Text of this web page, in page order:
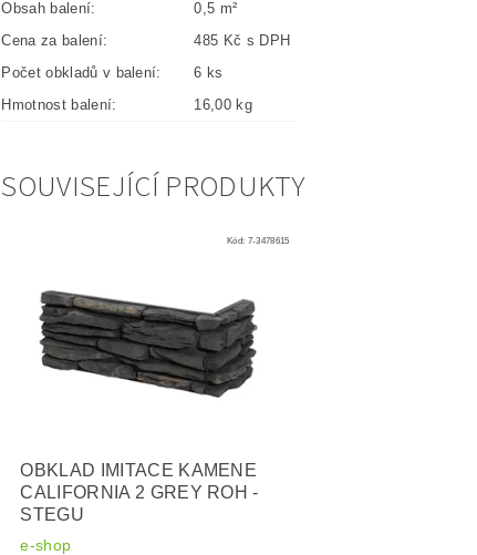
Obsah balení:
0,5 m²
Cena za balení:
485 Kč s DPH
Počet obkladů v balení:
6 ks
Hmotnost balení:
16,00 kg
SOUVISEJÍCÍ PRODUKTY
Kód: 7-3478615
OBKLAD IMITACE KAMENE
CALIFORNIA 2 GREY ROH -
STEGU
e-shop